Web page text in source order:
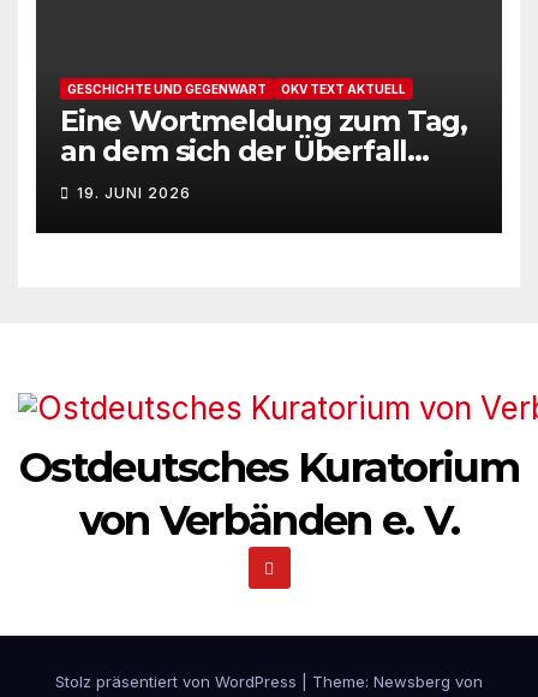
GESCHICHTE UND GEGENWART OKV TEXT AKTUELL
Eine Wortmeldung zum Tag,
an dem sich der Überfall
Deutschlands auf die UdSSR
1941 zum 85. Male jährt
19. JUNI 2026
Ostdeutsches Kuratorium
von Verbänden e. V.
Stolz präsentiert von WordPress Theme: Newsberg von